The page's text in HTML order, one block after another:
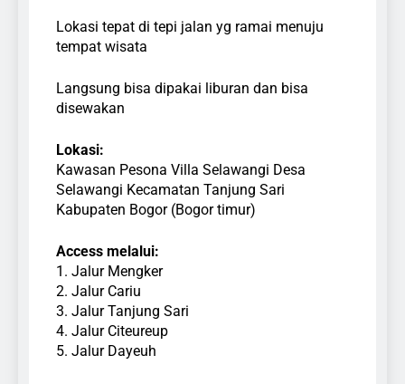
Lokasi tepat di tepi jalan yg ramai menuju
tempat wisata
Langsung bisa dipakai liburan dan bisa
disewakan
Lokasi:
Kawasan Pesona Villa Selawangi Desa
Selawangi Kecamatan Tanjung Sari
Kabupaten Bogor (Bogor timur)
Access melalui:
1. Jalur Mengker
2. Jalur Cariu
3. Jalur Tanjung Sari
4. Jalur Citeureup
5. Jalur Dayeuh